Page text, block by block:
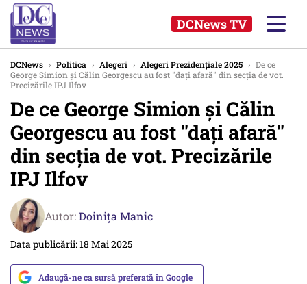
DCNews TV
DCNews › Politica › Alegeri › Alegeri Prezidențiale 2025 › De ce
George Simion și Călin Georgescu au fost "dați afară" din secția de vot.
Precizările IPJ Ilfov
De ce George Simion și Călin
Georgescu au fost "dați afară"
din secția de vot. Precizările
IPJ Ilfov
Autor:Doinița Manic
Data publicării: 18 Mai 2025
Adaugă-ne ca sursă preferată în Google